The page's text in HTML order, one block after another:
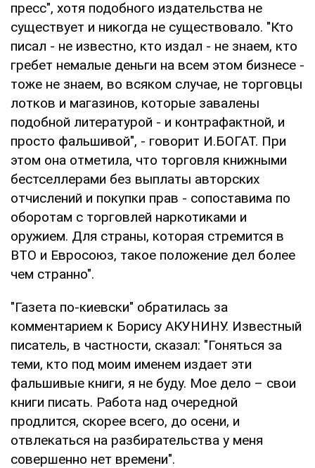
пресс", хотя подобного издательства не
существует и никогда не существовало. "Кто
писал - не известно, кто издал - не знаем, кто
гребет немалые деньги на всем этом бизнесе -
тоже не знаем, во всяком случае, не торговцы
лотков и магазинов, которые завалены
подобной литературой - и контрафактной, и
просто фальшивой", - говорит И.БОГАТ. При
этом она отметила, что торговля книжными
бестселлерами без выплаты авторских
отчислений и покупки прав - сопоставима по
оборотам с торговлей наркотиками и
оружием. Для страны, которая стремится в
ВТО и Евросоюз, такое положение дел более
чем странно".
"Газета по-киевски" обратилась за
комментарием к Борису АКУНИНУ. Известный
писатель, в частности, сказал: "Гоняться за
теми, кто под моим именем издает эти
фальшивые книги, я не буду. Мое дело – свои
книги писать. Работа над очередной
продлится, скорее всего, до осени, и
отвлекаться на разбирательства у меня
совершенно нет времени".